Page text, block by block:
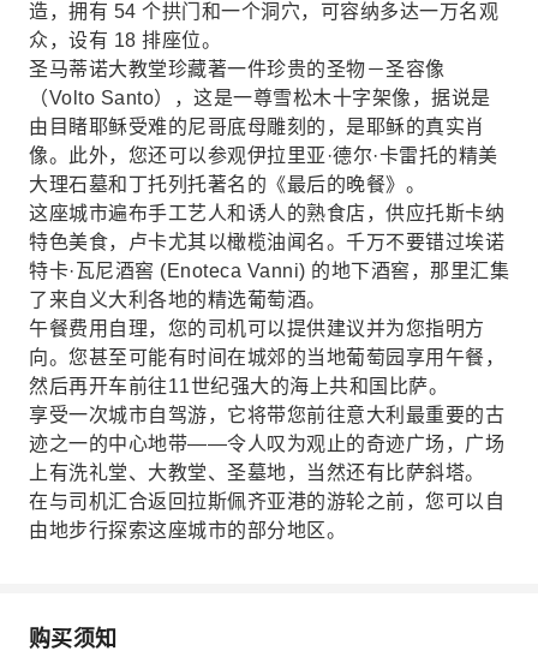
造，拥有 54 个拱门和一个洞穴，可容纳多达一万名观
众，设有 18 排座位。
圣马蒂诺大教堂珍藏著一件珍贵的圣物－圣容像
（Volto Santo），这是一尊雪松木十字架像，据说是
由目睹耶稣受难的尼哥底母雕刻的，是耶稣的真实肖
像。此外，您还可以参观伊拉里亚·德尔·卡雷托的精美
大理石墓和丁托列托著名的《最后的晚餐》。
这座城市遍布手工艺人和诱人的熟食店，供应托斯卡纳
特色美食，卢卡尤其以橄榄油闻名。千万不要错过埃诺
特卡·瓦尼酒窖 (Enoteca Vanni) 的地下酒窖，那里汇集
了来自义大利各地的精选葡萄酒。
午餐费用自理，您的司机可以提供建议并为您指明方
向。您甚至可能有时间在城郊的当地葡萄园享用午餐，
然后再开车前往11世纪强大的海上共和国比萨。
享受一次城市自驾游，它将带您前往意大利最重要的古
迹之一的中心地带——令人叹为观止的奇迹广场，广场
上有洗礼堂、大教堂、圣墓地，当然还有比萨斜塔。
在与司机汇合返回拉斯佩齐亚港的游轮之前，您可以自
由地步行探索这座城市的部分地区。
购买须知